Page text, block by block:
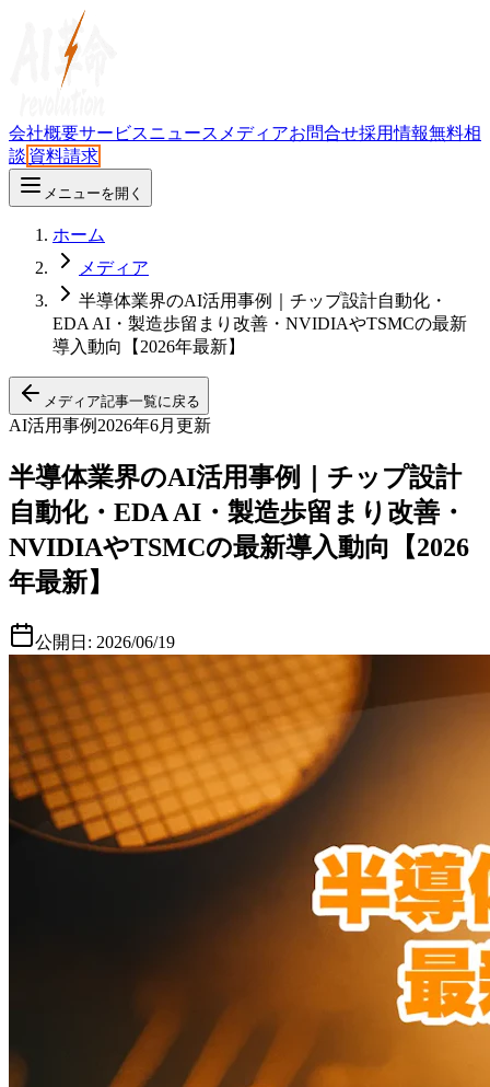
会社概要サービスニュース メディアお問合せ採用情報無料相
談 資料請求
メニューを開く
ホーム
メディア
半導体業界のAI活用事例｜チップ設計自動化・
EDA AI・製造歩留まり改善・NVIDIAやTSMCの最新
導入動向【2026年最新】
メディア記事一覧に戻る
AI活用事例 2026年6月更新
半導体業界のAI活用事例｜チップ設計
自動化・EDA AI・製造歩留まり改善・
NVIDIAやTSMCの最新導入動向【2026
年最新】
公開日: 2026/06/19